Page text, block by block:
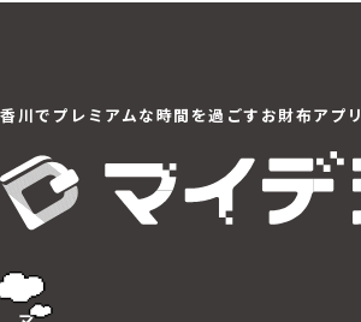
香川でプレミアムな時間を過ごすお財布アプリ